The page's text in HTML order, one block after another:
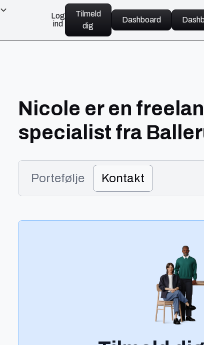
Log
ind
Tilmeld
dig
Dashboard
Nicole er en
specialist fra
Portefølje Kontakt